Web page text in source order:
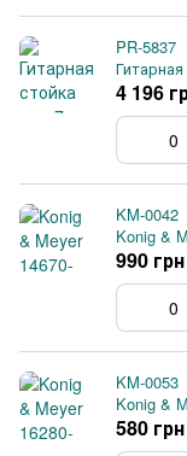
PR-5837
4 196
KM-0042
Konig &
990 грн
KM-0053
Konig &
580 грн